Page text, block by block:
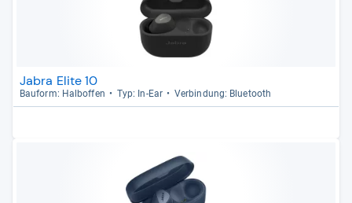
Jabra Elite 10
Bau­form: Halb­of­fen Typ: In-​Ear Ver­bin­dung: Blue­tooth